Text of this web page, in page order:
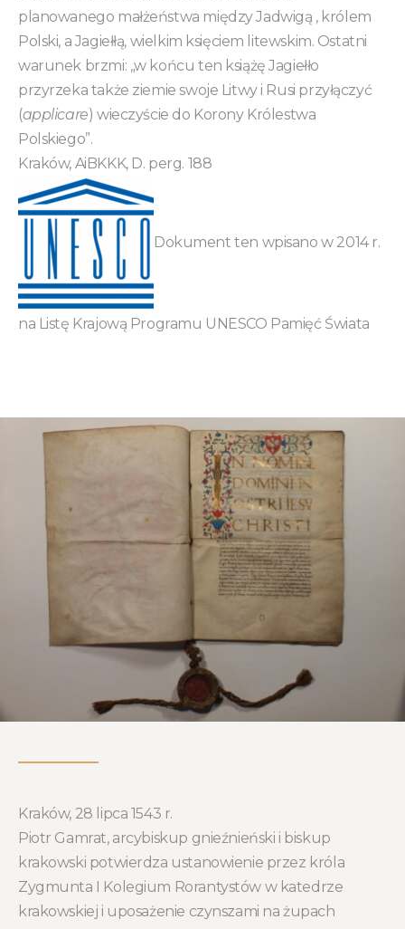
planowanego małżeństwa między Jadwigą , królem
Polski, a Jagiełłą, wielkim księciem litewskim. Ostatni
warunek brzmi: „w końcu ten książę Jagiełło
przyrzeka także ziemie swoje Litwy i Rusi przyłączyć
(applicare) wieczyście do Korony Królestwa
Polskiego”.
Kraków, AiBKKK, D. perg. 188
Dokument ten wpisano w 2014 r.
na Listę Krajową Programu UNESCO Pamięć Świata
Kraków, 28 lipca 1543 r.
Piotr Gamrat, arcybiskup gnieźnieński i biskup
krakowski potwierdza ustanowienie przez króla
Zygmunta I Kolegium Rorantystów w katedrze
krakowskiej i uposażenie czynszami na żupach